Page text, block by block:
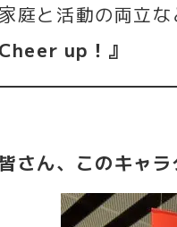
庭と活動の両立
up！』
さん、このキャラ